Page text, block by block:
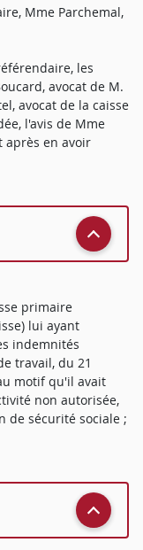
Mme Parchemal,
les
avocat de M.
avocat de la caisse
l'avis de Mme
après en avoir
primaire
lui ayant
indemnités
travail, du 21
motif qu'il avait
non autorisée,
de sécurité sociale ;